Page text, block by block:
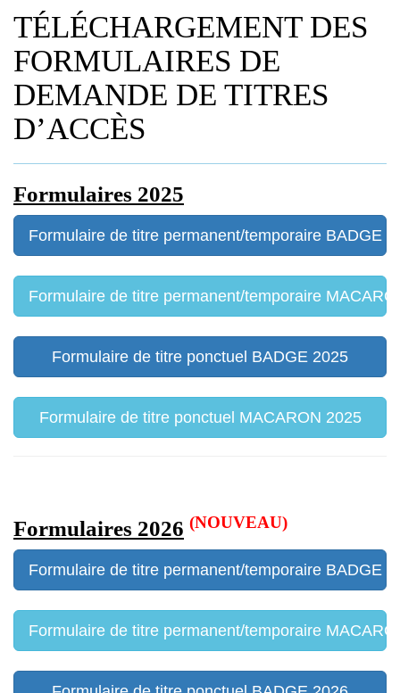
TÉLÉCHARGEMENT DES
FORMULAIRES DE
DEMANDE DE TITRES
D’ACCÈS
Formulaires 2025
Formulaire de titre permanent/temporaire BADGE
Formulaire de titre permanent/temporaire
Formulaire de titre ponctuel BADGE 2025
Formulaire de titre ponctuel MACARON 2025
Formulaires 2026 (NOUVEAU)
Formulaire de titre permanent/temporaire BADGE
Formulaire de titre permanent/temporaire